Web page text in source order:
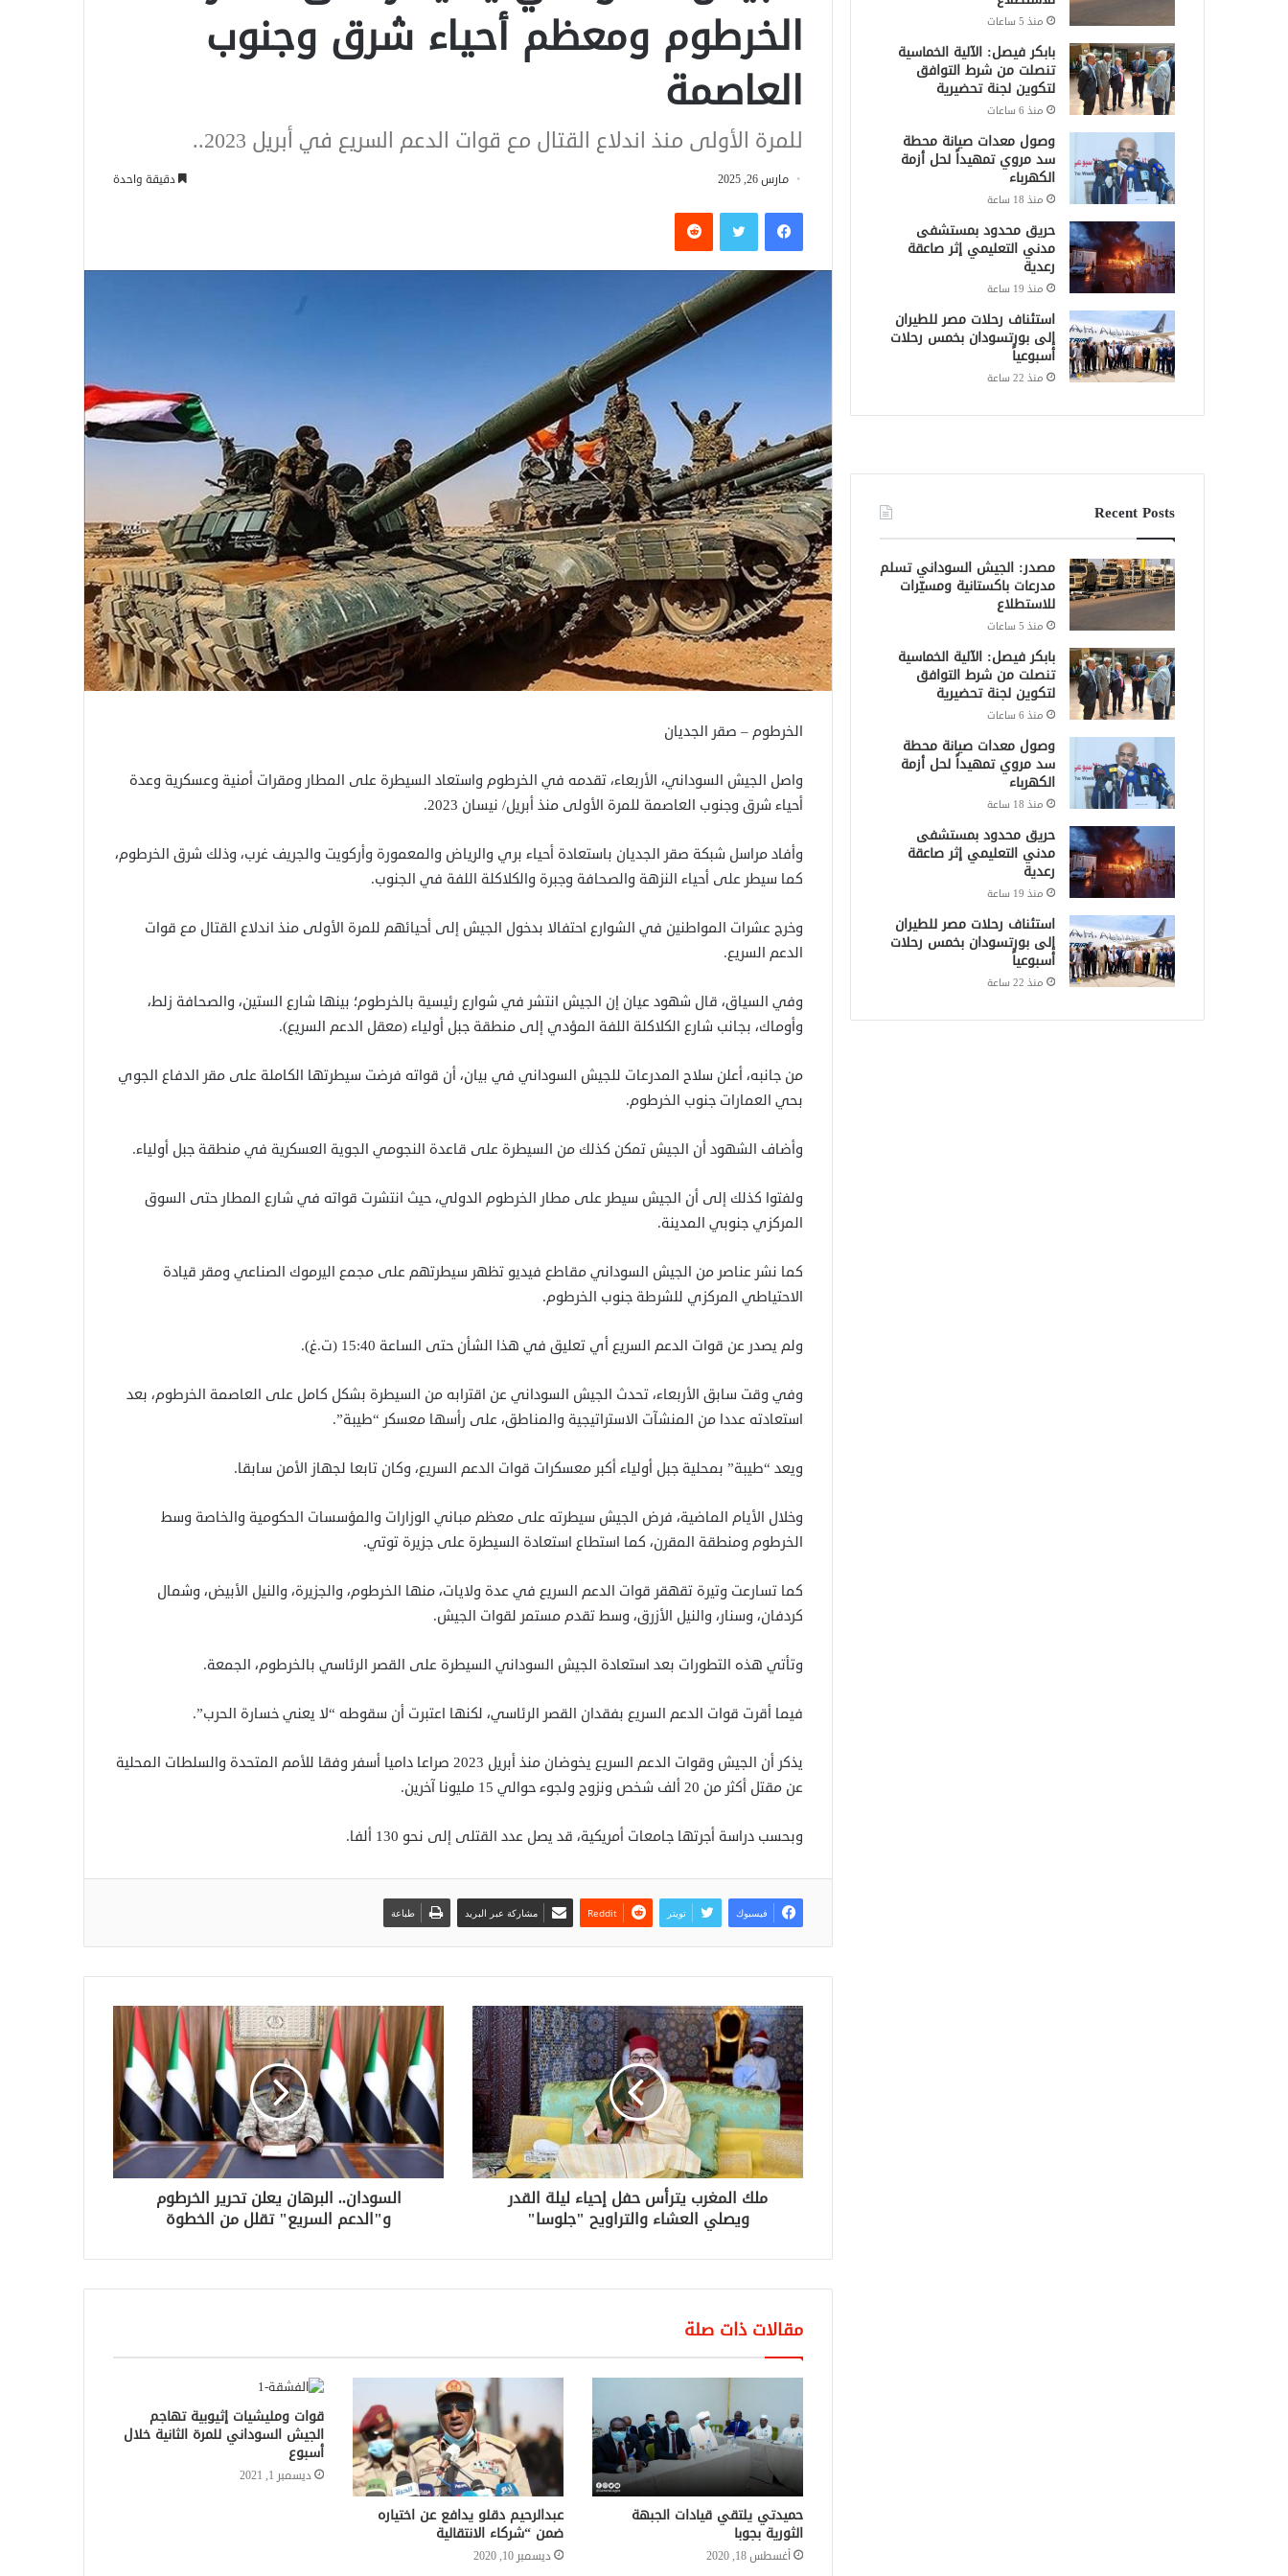
الخرطوم ومعظم أحياء شرق وجنوب
العاصمة
للمرة الأولى منذ اندلاع القتال مع قوات الدعم السريع في أبريل 2023..
مارس 26, 2025 دقيقة واحدة
فيسبوكتويتر
الخرطوم – صقر الجديان
واصل الجيش السوداني، الأربعاء، تقدمه في الخرطوم واستعاد السيطرة على المطار ومقرات أمنية وعسكرية وعدة
أحياء شرق وجنوب العاصمة للمرة الأولى منذ أبريل/ نيسان 2023.
وأفاد مراسل شبكة صقر الجديان باستعادة أحياء بري والرياض والمعمورة وأركويت والجريف غرب، وذلك شرق الخرطوم،
كما سيطر على أحياء النزهة والصحافة وجبرة والكلاكلة اللفة في الجنوب.
وخرج عشرات المواطنين في الشوارع احتفالا بدخول الجيش إلى أحيائهم للمرة الأولى منذ اندلاع القتال مع قوات
الدعم السريع.
وفي السياق، قال شهود عيان إن الجيش انتشر في شوارع رئيسية بالخرطوم؛ بينها شارع الستين، والصحافة زلط،
وأوماك، بجانب شارع الكلاكلة اللفة المؤدي إلى منطقة جبل أولياء (معقل الدعم السريع).
من جانبه، أعلن سلاح المدرعات للجيش السوداني في بيان، أن قواته فرضت سيطرتها الكاملة على مقر الدفاع الجوي
بحي العمارات جنوب الخرطوم.
وأضاف الشهود أن الجيش تمكن كذلك من السيطرة على قاعدة النجومي الجوية العسكرية في منطقة جبل أولياء.
ولفتوا كذلك إلى أن الجيش سيطر على مطار الخرطوم الدولي، حيث انتشرت قواته في شارع المطار حتى السوق
المركزي جنوبي المدينة.
كما نشر عناصر من الجيش السوداني مقاطع فيديو تظهر سيطرتهم على مجمع اليرموك الصناعي ومقر قيادة
الاحتياطي المركزي للشرطة جنوب الخرطوم.
ولم يصدر عن قوات الدعم السريع أي تعليق في هذا الشأن حتى الساعة 15:40 (ت.غ).
وفي وقت سابق الأربعاء، تحدث الجيش السوداني عن اقترابه من السيطرة بشكل كامل على العاصمة الخرطوم، بعد
استعادته عددا من المنشآت الاستراتيجية والمناطق، على رأسها معسكر “طيبة”.
ويعد “طيبة” بمحلية جبل أولياء أكبر معسكرات قوات الدعم السريع، وكان تابعا لجهاز الأمن سابقا.
وخلال الأيام الماضية، فرض الجيش سيطرته على معظم مباني الوزارات والمؤسسات الحكومية والخاصة وسط
الخرطوم ومنطقة المقرن، كما استطاع استعادة السيطرة على جزيرة توتي.
كما تسارعت وتيرة تقهقر قوات الدعم السريع في عدة ولايات، منها الخرطوم، والجزيرة، والنيل الأبيض، وشمال
كردفان، وسنار، والنيل الأزرق، وسط تقدم مستمر لقوات الجيش.
وتأتي هذه التطورات بعد استعادة الجيش السوداني السيطرة على القصر الرئاسي بالخرطوم، الجمعة.
فيما أقرت قوات الدعم السريع بفقدان القصر الرئاسي، لكنها اعتبرت أن سقوطه “لا يعني خسارة الحرب”.
يذكر أن الجيش وقوات الدعم السريع يخوضان منذ أبريل 2023 صراعا داميا أسفر وفقا للأمم المتحدة والسلطات المحلية
عن مقتل أكثر من 20 ألف شخص ونزوح ولجوء حوالي 15 مليونا آخرين.
وبحسب دراسة أجرتها جامعات أمريكية، قد يصل عدد القتلى إلى نحو 130 ألفا.
فيسبوك تويتر مشاركة عبر البريد طباعة
ملك المغرب يترأس حفل إحياء ليلة القدر
ويصلي العشاء والتراويح "جلوسا"
السودان.. البرهان يعلن تحرير الخرطوم
و"الدعم السريع" تقلل من الخطوة
مقالات ذات صلة
حميدتي يلتقي قيادات الجبهة
الثورية بجوبا
أغسطس 18, 2020
عبدالرحيم دقلو يدافع عن اختياره
ضمن “شركاء الانتقالية
ديسمبر 10, 2020
قوات ومليشيات إثيوبية تهاجم
الجيش السوداني للمرة الثانية خلال
أسبوع
ديسمبر 1, 2021
منذ 5 ساعات
بابكر فيصل: الآلية الخماسية
تنصلت من شرط التوافق
لتكوين لجنة تحضيرية
منذ 6 ساعات
وصول معدات صيانة محطة
سد مروي تمهيداً لحل أزمة
الكهرباء
منذ 18 ساعة
حريق محدود بمستشفى
مدني التعليمي إثر صاعقة
رعدية
منذ 19 ساعة
استئناف رحلات مصر للطيران
إلى بورتسودان بخمس رحلات
أسبوعياً
منذ 22 ساعة
Recent Posts
مصدر: الجيش السوداني تسلم
مدرعات باكستانية ومسيّرات
للاستطلاع
منذ 5 ساعات
بابكر فيصل: الآلية الخماسية
تنصلت من شرط التوافق
لتكوين لجنة تحضيرية
منذ 6 ساعات
وصول معدات صيانة محطة
سد مروي تمهيداً لحل أزمة
الكهرباء
منذ 18 ساعة
حريق محدود بمستشفى
مدني التعليمي إثر صاعقة
رعدية
منذ 19 ساعة
استئناف رحلات مصر للطيران
إلى بورتسودان بخمس رحلات
أسبوعياً
منذ 22 ساعة